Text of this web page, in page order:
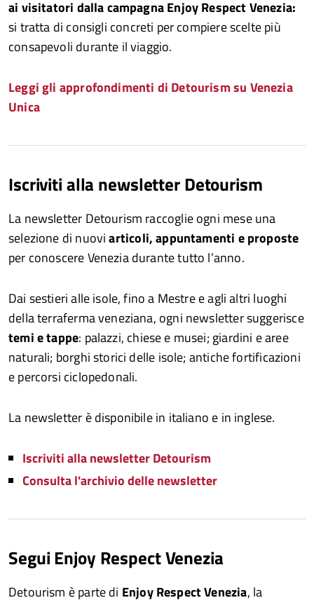
ai visitatori dalla campagna Enjoy Respect Venezia:
si tratta di consigli concreti per compiere scelte più
consapevoli durante il viaggio.
Leggi gli approfondimenti di Detourism su Venezia
Unica
Iscriviti alla newsletter Detourism
La newsletter Detourism raccoglie ogni mese una
selezione di nuoviarticoli, appuntamenti e proposte
per conoscere Venezia durante tutto l’anno.
Dai sestieri alle isole, fino a Mestre e agli altri luoghi
della terraferma veneziana, ogni newsletter suggerisce
temi e tappe: palazzi, chiese e musei; giardini e aree
naturali; borghi storici delle isole; antiche fortificazioni
e percorsi ciclopedonali.
La newsletter è disponibile in italiano e in inglese.
Iscriviti alla newsletter Detourism
Consulta l'archivio delle newsletter
Segui Enjoy Respect Venezia
Detourism è parte di Enjoy Respect Venezia, la